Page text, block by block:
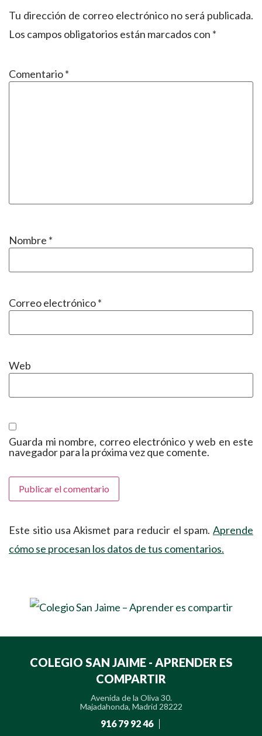
Tu dirección de correo electrónico no será publicada.
Los campos obligatorios están marcados con *
Comentario*
Nombre *
Correo electrónico*
Web
Guarda mi nombre, correo electrónico y web en este
navegador para la próxima vez que comente.
Este sitio usa Akismet para reducir el spam. Aprende
cómo se procesan los datos de tus comentarios.
COLEGIO SAN JAIME - APRENDER ES
COMPARTIR
Avenida de la Oliva 30.
Majadahonda, Madrid 28222
916 79 92 46